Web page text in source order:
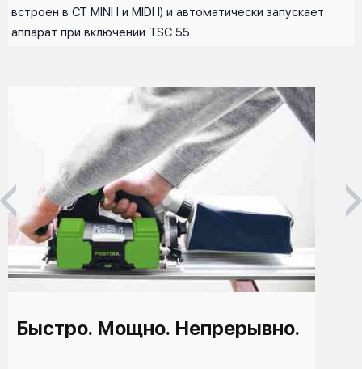
встроен в CT MINI I и MIDI I) и автоматически запускает
аппарат при включении TSC 55.
Быстро. Мощно. Непрерывно.